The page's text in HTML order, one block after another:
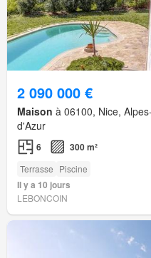
2 090 000 €
Maison à 06100, Nice,
d'Azur
6 300 m²
Terrasse Piscine
Il y a 10 jours
LEBONCOIN